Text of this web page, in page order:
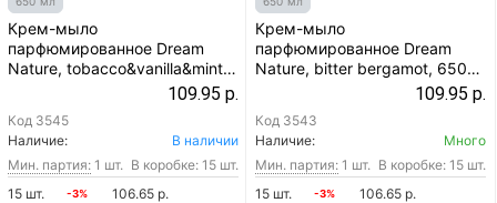
Крем-мыло
парфюмированное Dream
Nature, tobacco&vanilla&mint,
109.95 р.
Код 3545
Наличие:
В наличии
Мин. партия: 1 шт. В коробке: 15 шт.
15 шт.
-3% 106.65 р.
Крем-мыло
парфюмированное Dream
Nature, bitter bergamot, 650
109.95 р.
Код 3543
Наличие:
Много
Мин. партия: 1 шт. В коробке: 15 шт.
15 шт.
-3% 106.65 р.